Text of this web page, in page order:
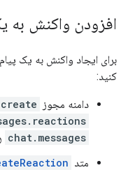
افزودن واکنش به
برای ایجاد واکنش به یک
کنید:
دامنه مجوز
chat.messages
متد